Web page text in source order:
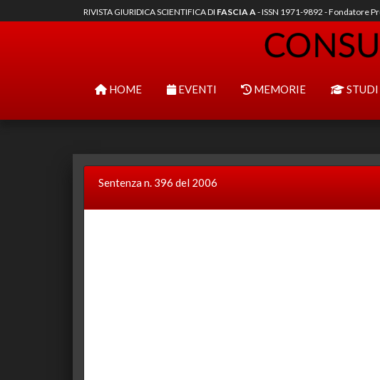
RIVISTA GIURIDICA SCIENTIFICA DI FASCIA A- ISSN 1971-9892 - Fondatore
HOME EVENTI MEMORIE STUDI
Sentenza n. 396 del 2006